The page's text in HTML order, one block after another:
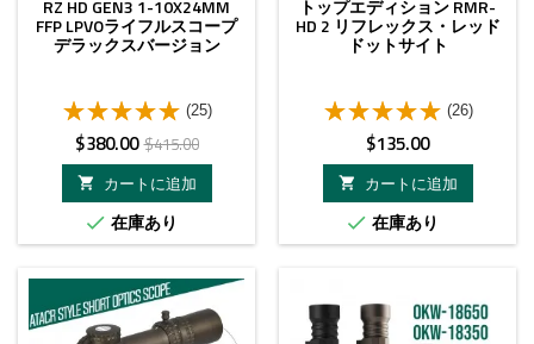
RZ HD GEN3 1-10X24MM
FFP LPVOライフルスコープ
デラックスバージョン
(25)
価
格
$380.00ベ
ー
ス
価
$415.00

カートに追加
 在庫あり
トップエディション RMR-
HD 2 リフレックス・レッド
ドットサイト
(26)
価
格
$135.00

カートに追加
 在庫あり